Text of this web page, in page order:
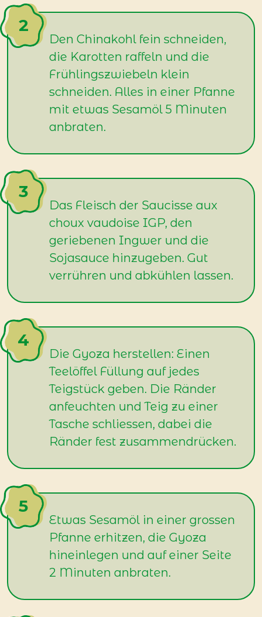
Den Chinakohl fein schneiden,
die Karotten raffeln und die
Frühlingszwiebeln klein
schneiden. Alles in einer Pfanne
mit etwas Sesamöl 5 Minuten
anbraten.
Das Fleisch der Saucisse aux
choux vaudoise IGP, den
geriebenen Ingwer und die
Sojasauce hinzugeben. Gut
verrühren und abkühlen lassen.
Die Gyoza herstellen: Einen
Teelöffel Füllung auf jedes
Teigstück geben. Die Ränder
anfeuchten und Teig zu einer
Tasche schliessen, dabei die
Ränder fest zusammendrücken.
Etwas Sesamöl in einer grossen
Pfanne erhitzen, die Gyoza
hineinlegen und auf einer Seite
2 Minuten anbraten.